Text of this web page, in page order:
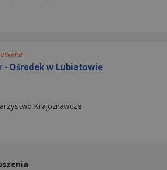
- Ośrodek w Lubiatowie
Krajoznawcze